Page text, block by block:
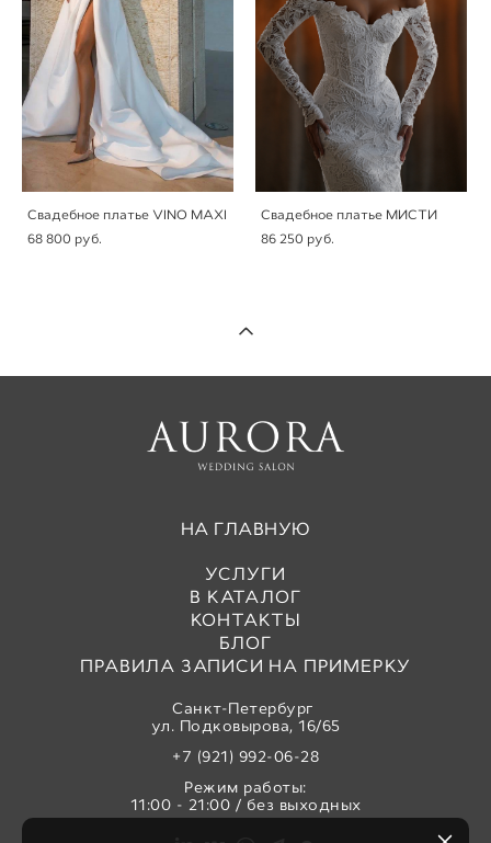
Свадебное платье VINO MAXI
68 800 pуб.
Свадебное платье МИСТИ
86 250 pуб.
НА ГЛАВНУЮ
УСЛУГИ
В КАТАЛОГ
КОНТАКТЫ
БЛОГ
ПРАВИЛА ЗАПИСИ НА ПРИМЕРКУ
Санкт-Петербург
ул. Подковырова, 16/65
+7 (921) 992-06-28
Режим работы:
11:00 - 21:00 / без выходных